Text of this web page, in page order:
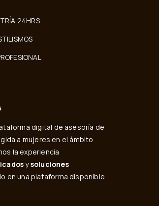
24HRS.
digital de asesoría de
a mujeres en el ámbito
la experiencia
ysoluciones
en una plataforma disponible